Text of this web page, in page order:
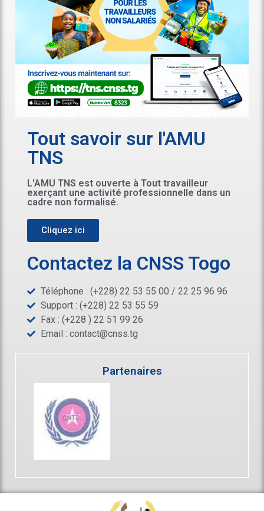
Tout savoir sur l'AMU
TNS
L'AMU TNS est ouverte à Tout travailleur
exerçant une activité professionnelle dans un
cadre non formalisé.
Cliquez ici
Contactez la CNSS Togo
Téléphone : (+228) 22 53 55 00 / 22 25 96 96
Support : (+228) 22 53 55 59
Fax : (+228 ) 22 51 99 26
Email : contact@cnss.tg
Partenaires